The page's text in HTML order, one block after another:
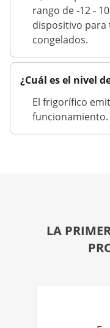
rango de -12 -
dispositivo
congelados.
¿Cuál es el nivel
El frigorífico
funcionamiento.
LA